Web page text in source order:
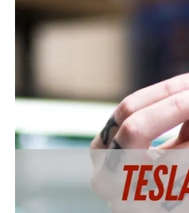
Назван Главный
«Аватар»